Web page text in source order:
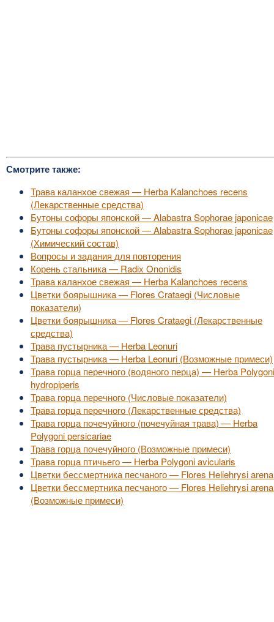
Смотрите также:
Трава каланхое свежая — Herba Kalanchoes recens
(Лекарственные средства)
Бутоны софоры японской — Alabastra Sophorae japonicae
Бутоны софоры японской — Alabastra Sophorae japonicae
(Химический состав)
Вопросы и задания для повторения
Корень стальника — Radix Ononidis
Трава каланхое свежая — Herba Kalanchoes recens
Цветки боярышника — Flores Crataegi (Числовые
показатели)
Цветки боярышника — Flores Crataegi (Лекарственные
средства)
Трава пустырника — Herba Leonuri
Трава пустырника — Herba Leonuri (Возможные примеси)
Трава горца перечного (водяного перца) — Herba Polygoni
hydropiperis
Трава горца перечного (Числовые показатели)
Трава горца перечного (Лекарственные средства)
Трава горца почечуйного (почечуйная трава) — Herba
Polygoni persicariae
Трава горца почечуйного (Возможные примеси)
Трава горца птичьего — Herba Polygoni avicularis
Цветки бессмертника песчаного — Flores Heliehrysi
Цветки бессмертника песчаного — Flores Heliehrysi
(Возможные примеси)